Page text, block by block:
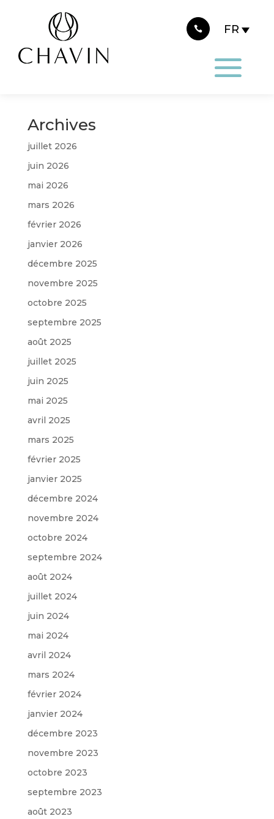
Les Cocottes au Japon !
Voici une publicité réalisée par un de nos client
au Japon ! Regarder sur You Tube #pierrechavin
Archives
juillet 2026
juin 2026
mai 2026
mars 2026
février 2026
janvier 2026
décembre 2025
novembre 2025
octobre 2025
septembre 2025
août 2025
juillet 2025
juin 2025
mai 2025
avril 2025
mars 2025
février 2025
janvier 2025
décembre 2024
novembre 2024
octobre 2024
septembre 2024
août 2024
juillet 2024
juin 2024
mai 2024
avril 2024
mars 2024
février 2024
janvier 2024
décembre 2023
novembre 2023
octobre 2023
septembre 2023
août 2023